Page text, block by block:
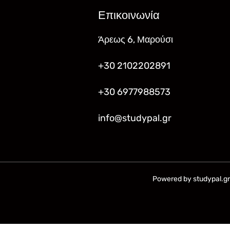
Επικοινωνία
Άρεως 6, Μαρούσι
+30 2102202891
+30 6977988573
info@studypal.gr
Powered by studypal.gr